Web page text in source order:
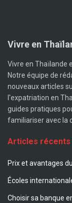
Vivre en
Vivre en Thaïlande
Notre équipe de
nouveaux articles
l'expatriation en
guides pratiques
familiariser avec la
Articles récents
Prix et avantages
Écoles
Choisir sa banque